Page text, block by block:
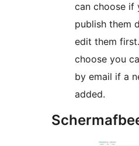
can choose if
publish them
edit them
choose you
by email if a
added.